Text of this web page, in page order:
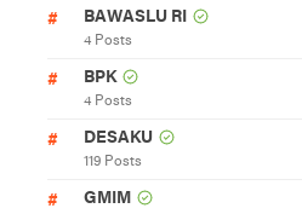
BAWASLU RI
4 Posts
BPK
4 Posts
DESAKU
119 Posts
GMIM